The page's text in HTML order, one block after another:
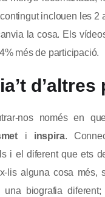
inclouen les 2
la cosa. Els
més de participació.
d’altres
nos només en
i inspira.
i el diferent que ets
lis alguna cosa més,
una biografia